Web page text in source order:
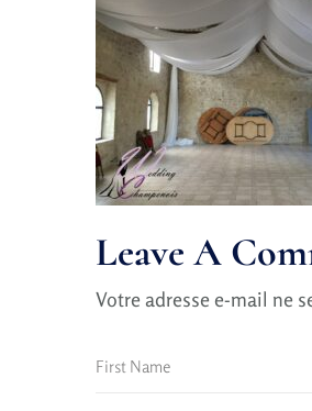
Leave A
Votre adresse e-mail ne